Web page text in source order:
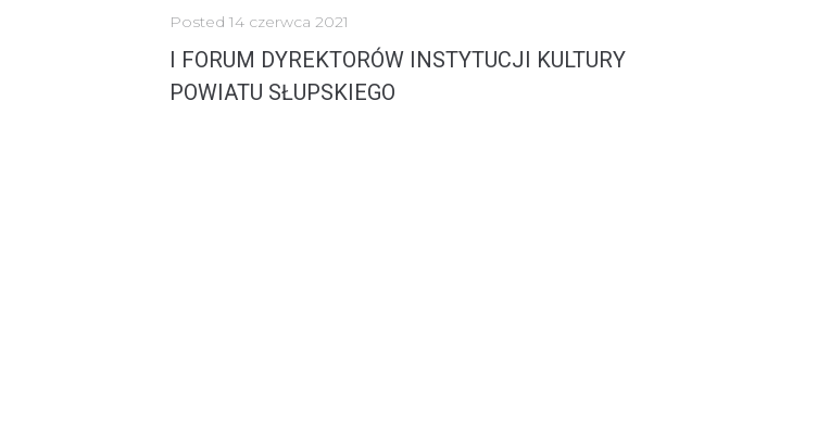
Posted 14 czerwca 2021
I FORUM DYREKTORÓW INSTYTUCJI KULTURY
POWIATU SŁUPSKIEGO